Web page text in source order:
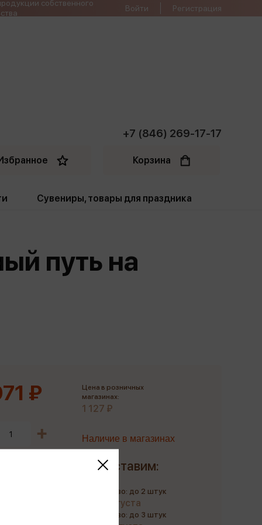
собственного
Войти Регистрация
+7 (846) 269-17-17
Корзина
Сувениры, товары для праздника
Пакеты
Сувениры
путь на
₽
Цена в розничных
магазинах:
1 127 ₽
Наличие в магазинах
Доставим:
Количество: до 2 штук
до 11 августа
Количество: до 3 штук